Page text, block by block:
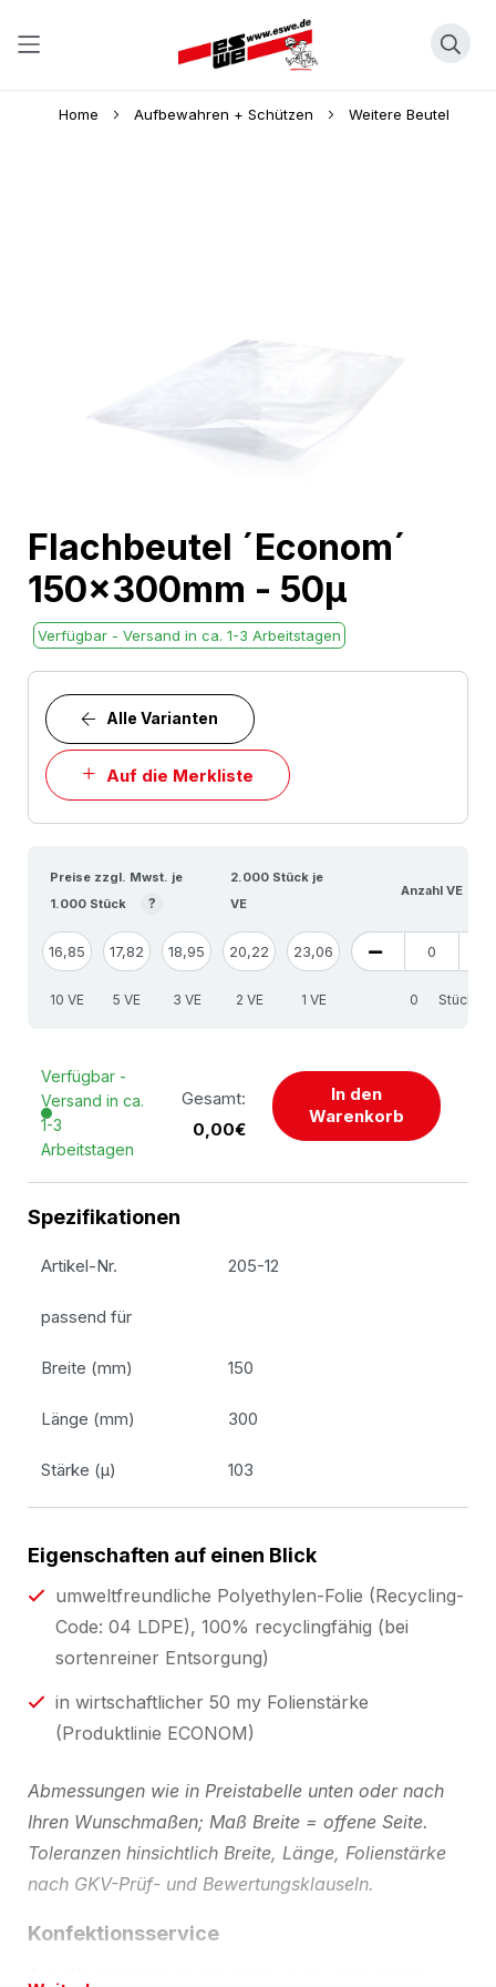
Home Aufbewahren + Schützen Weitere Beutel
to
the
of
the
images
gallery
Flachbeutel ´Econom´
150x300mm - 50µ
Verfügbar - Versand in ca. 1-3 Arbeitstagen
Auf die Merkliste
Alle Varianten
Preise zzgl. Mwst. je
1.000 Stück
?
2.000 Stück je
VE
Anzahl VE
16,85 17,82 18,95 20,22 23,06
10 VE 5 VE 3 VE 2 VE 1 VE Stück
Verfügbar -
Versand in ca.
1-3
Arbeitstagen
Gesamt:
0,00€
In den
Warenkorb
Spezifikationen
Artikel-Nr. 205-12
passend für
Breite (mm) 150
Länge (mm) 300
Stärke (µ) 103
Eigenschaften auf einen Blick
umweltfreundliche Polyethylen-Folie (Recycling-
Code: 04 LDPE), 100% recyclingfähig (bei
sortenreiner Entsorgung)
in wirtschaftlicher 50 my Folienstärke
(Produktlinie ECONOM)
Abmessungen wie in Preistabelle unten oder nach
Ihren Wunschmaßen; Maß Breite = offene Seite.
Toleranzen hinsichtlich Breite, Länge, Folienstärke
nach GKV-Prüf- und Bewertungsklauseln.
Konfektionsservice